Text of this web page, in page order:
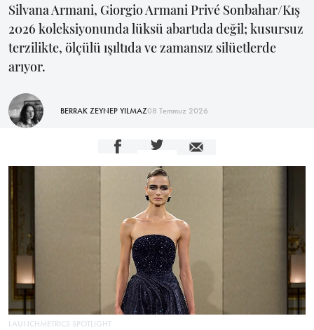
Silvana Armani, Giorgio Armani Privé Sonbahar/Kış
2026 koleksiyonunda lüksü abartıda değil; kusursuz
terzilikte, ölçülü ışıltıda ve zamansız silüetlerde
arıyor.
BERRAK ZEYNEP YILMAZ08 Temmuz 2026
LAUNCHMETRICS SPOTLIGHT